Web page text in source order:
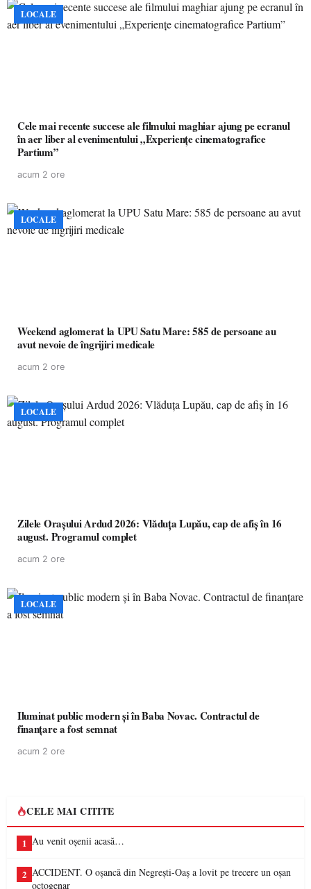
LOCALE
Cele mai recente succese ale filmului maghiar ajung pe ecranul
în aer liber al evenimentului „Experiențe cinematografice
Partium”
acum 2 ore
LOCALE
Weekend aglomerat la UPU Satu Mare: 585 de persoane au
avut nevoie de îngrijiri medicale
acum 2 ore
LOCALE
Zilele Orașului Ardud 2026: Vlăduța Lupău, cap de afiș în 16
august. Programul complet
acum 2 ore
LOCALE
Iluminat public modern și în Baba Novac. Contractul de
finanțare a fost semnat
acum 2 ore
CELE MAI CITITE
1 Au venit oșenii acasă…
2 ACCIDENT. O oșancă din Negrești-Oaș a lovit pe trecere un oșan
octogenar